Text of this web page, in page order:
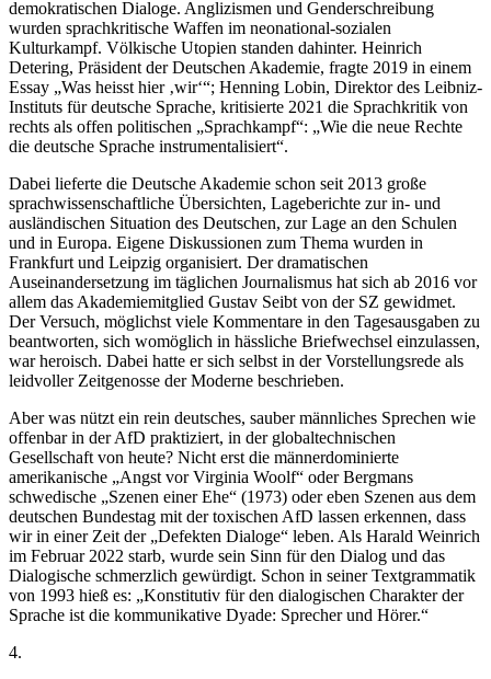
demokratischen Dialoge. Anglizismen und Genderschreibung
wurden sprachkritische Waffen im neonational-sozialen
Kulturkampf. Völkische Utopien standen dahinter. Heinrich
Detering, Präsident der Deutschen Akademie, fragte 2019 in einem
Essay „Was heisst hier ‚wir‘“; Henning Lobin, Direktor des Leibniz-
Instituts für deutsche Sprache, kritisierte 2021 die Sprachkritik von
rechts als offen politischen „Sprachkampf“: „Wie die neue Rechte
die deutsche Sprache instrumentalisiert“.
Dabei lieferte die Deutsche Akademie schon seit 2013 große
sprachwissenschaftliche Übersichten, Lageberichte zur in- und
ausländischen Situation des Deutschen, zur Lage an den Schulen
und in Europa. Eigene Diskussionen zum Thema wurden in
Frankfurt und Leipzig organisiert. Der dramatischen
Auseinandersetzung im täglichen Journalismus hat sich ab 2016 vor
allem das Akademiemitglied Gustav Seibt von der SZ gewidmet.
Der Versuch, möglichst viele Kommentare in den Tagesausgaben zu
beantworten, sich womöglich in hässliche Briefwechsel einzulassen,
war heroisch. Dabei hatte er sich selbst in der Vorstellungsrede als
leidvoller Zeitgenosse der Moderne beschrieben.
Aber was nützt ein rein deutsches, sauber männliches Sprechen wie
offenbar in der AfD praktiziert, in der globaltechnischen
Gesellschaft von heute? Nicht erst die männerdominierte
amerikanische „Angst vor Virginia Woolf“ oder Bergmans
schwedische „Szenen einer Ehe“ (1973) oder eben Szenen aus dem
deutschen Bundestag mit der toxischen AfD lassen erkennen, dass
wir in einer Zeit der „Defekten Dialoge“ leben. Als Harald Weinrich
im Februar 2022 starb, wurde sein Sinn für den Dialog und das
Dialogische schmerzlich gewürdigt. Schon in seiner Textgrammatik
von 1993 hieß es: „Konstitutiv für den dialogischen Charakter der
Sprache ist die kommunikative Dyade: Sprecher und Hörer.“
4.